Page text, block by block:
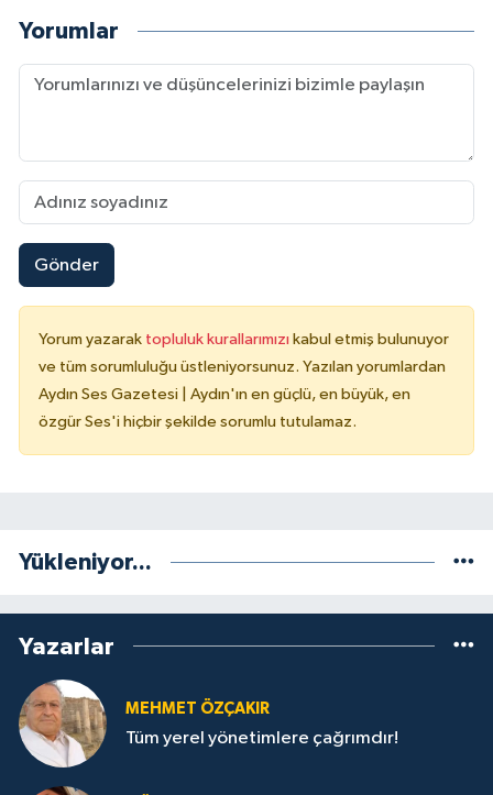
Yorumlar
Gönder
Yorum yazarak topluluk kurallarımızı kabul etmiş bulunuyor
ve tüm sorumluluğu üstleniyorsunuz. Yazılan yorumlardan
Aydın Ses Gazetesi | Aydın'ın en güçlü, en büyük, en
özgür Ses'i hiçbir şekilde sorumlu tutulamaz.
Yükleniyor...
Yazarlar
MEHMET ÖZÇAKIR
Tüm yerel yönetimlere çağrımdır!